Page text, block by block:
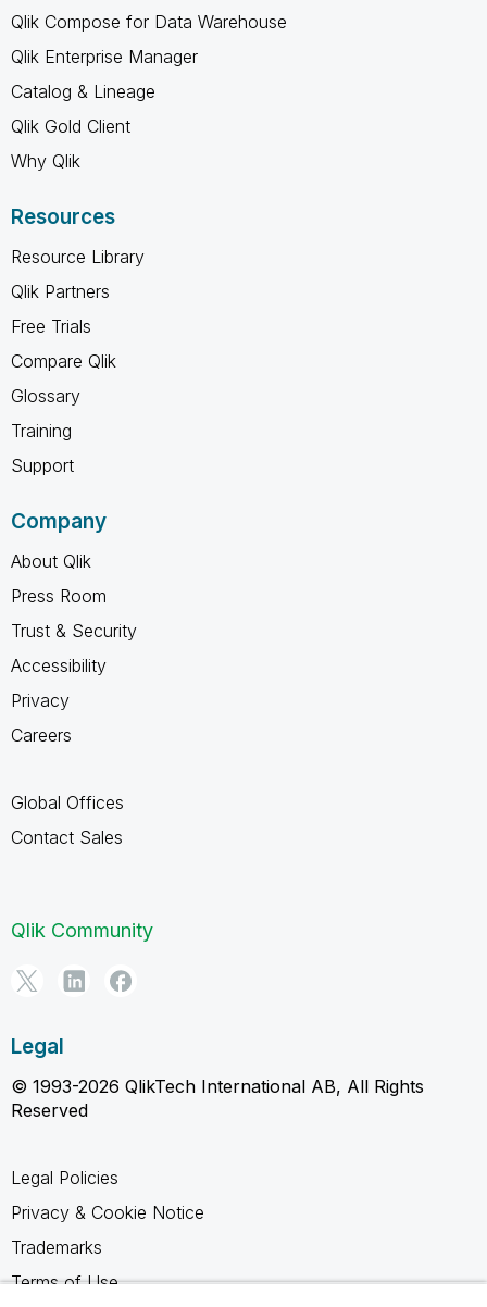
Qlik Compose for Data Warehouse
Qlik Enterprise Manager
Catalog & Lineage
Qlik Gold Client
Why Qlik
Resources
Resource Library
Qlik Partners
Free Trials
Compare Qlik
Glossary
Training
Support
Company
About Qlik
Press Room
Trust & Security
Accessibility
Privacy
Careers
Global Offices
Contact Sales
Qlik Community
Legal
© 1993-2026 QlikTech International AB, All Rights
Reserved
Legal Policies
Privacy & Cookie Notice
Trademarks
Terms of Use